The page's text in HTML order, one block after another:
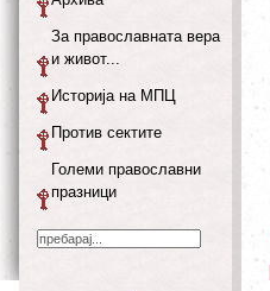
За православната вера
и живот...
Историја на МПЦ
Против сектите
Големи православни
празници